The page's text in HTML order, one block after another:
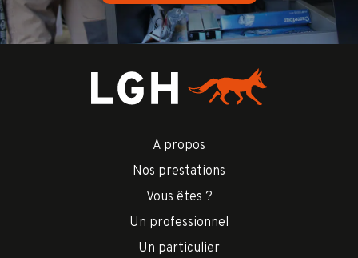
A propos
Nos prestations
Vous êtes ?
Un professionnel
Un particulier